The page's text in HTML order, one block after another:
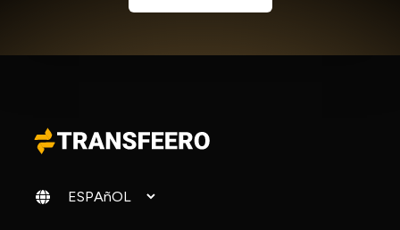
Cambiar idioma